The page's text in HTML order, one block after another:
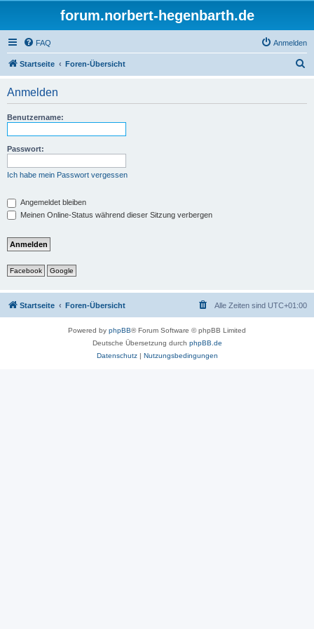
forum.norbert-hegenbarth.de
FAQ Anmelden
Startseite Foren-Übersicht
Anmelden
Benutzername:
Passwort:
Ich habe mein Passwort vergessen
Angemeldet bleiben
Meinen Online-Status während dieser Sitzung verbergen
Facebook Google
Startseite Foren-Übersicht Alle Zeiten sind UTC+01:00
Powered by phpBB® Forum Software © phpBB Limited
Deutsche Übersetzung durch phpBB.de
Datenschutz| Nutzungsbedingungen